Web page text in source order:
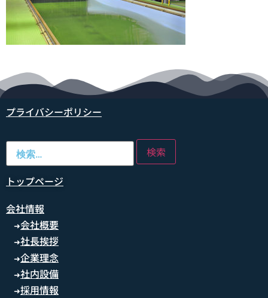
プライバシーポリシー
トップページ
会社情報
➜会社概要
➜社長挨拶
➜企業理念
➜社内設備
➜採用情報